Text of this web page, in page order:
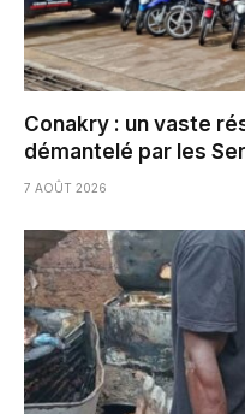
Conakry : un vaste
démantelé par les
7 AOÛT 2026